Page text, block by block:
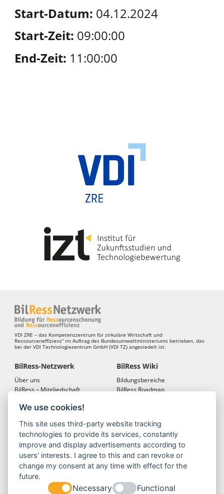
Start-Datum: 04.12.2024
Start-Zeit: 09:00:00
End-Zeit: 11:00:00
We use cookies!
This site uses third-party website tracking
technologies to provide its services, constantly
improve and display advertisements according to
users' interests. I agree to this and can revoke or
change my consent at any time with effect for the
future.
Necessary Functional
VDI ZRE – das Kompetenzzentrum für zirkuläre Wirtschaft und
Ressourceneffizienz“ im Auftrag des Bundesumweltministeriums betrieben, das
bei der VDI Technologiezentrum GmbH (VDI TZ) angesiedelt ist.
BilRess-Netzwerk
Über uns
BilRess – Mitgliedschaft
BilRess Wiki
Bildungsbereiche
BilRess Roadmap
BilRess Module
Jugend forscht
Reallabor
Lernspiele
Außerschulische
Ressourcenbildung
Berufliche Bildung
Projekte
BilRess-Projekt
LehrRess
RessKoRo
BilRess II
BilRess III